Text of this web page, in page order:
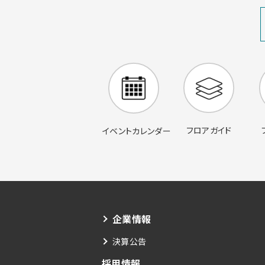
イベントカレンダー フロアガイド
企業情報
決算公告